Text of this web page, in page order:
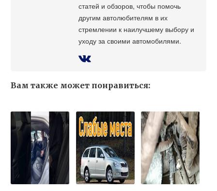
статей и обзоров, чтобы помочь
другим автолюбителям в их
стремлении к наилучшему выбору и
уходу за своими автомобилями.
Вам также может понравиться: